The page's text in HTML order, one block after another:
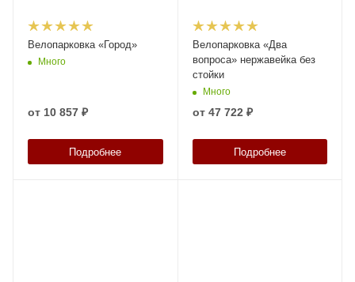
Велопарковка «Город»
Много
от 10 857 ₽
Подробнее
Велопарковка «Два
вопроса» нержавейка без
стойки
Много
от 47 722 ₽
Подробнее